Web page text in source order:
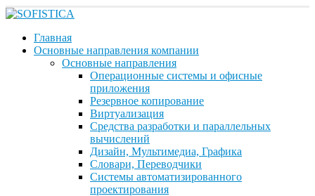
Главная
Основные направления компании
Основные направления
Операционные системы и офисные
приложения
Резервное копирование
Виртуализация
Средства разработки и параллельных
вычислений
Дизайн, Мультимедиа, Графика
Словари, Переводчики
Системы автоматизированного
проектирования